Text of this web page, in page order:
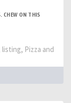
CHEW ON THIS
Pizza and